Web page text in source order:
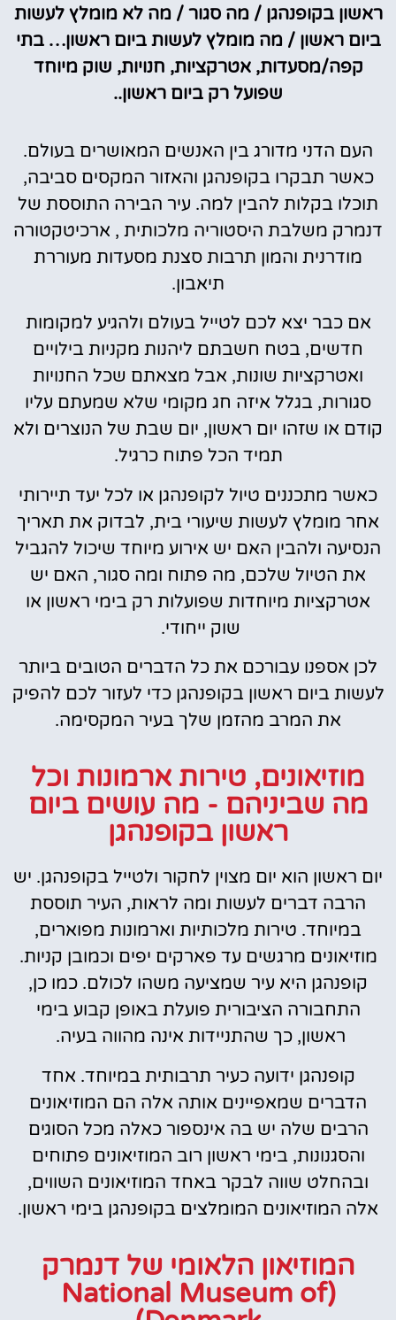
ראשון בקופנהגן / מה סגור / מה לא מומלץ לעשות
ביום ראשון / מה מומלץ לעשות ביום ראשון… בתי
קפה/מסעדות, אטרקציות, חנויות, שוק מיוחד
שפועל רק ביום ראשון..
העם הדני מדורג בין האנשים המאושרים בעולם.
כאשר תבקרו בקופנהגן והאזור המקסים סביבה,
תוכלו בקלות להבין למה. עיר הבירה התוססת של
דנמרק משלבת היסטוריה מלכותית , ארכיטקטורה
מודרנית והמון תרבות סצנת מסעדות מעוררת
תיאבון.
אם כבר יצא לכם לטייל בעולם ולהגיע למקומות
חדשים, בטח חשבתם ליהנות מקניות בילויים
ואטרקציות שונות, אבל מצאתם שכל החנויות
סגורות, בגלל איזה חג מקומי שלא שמעתם עליו
קודם או שזהו יום ראשון, יום שבת של הנוצרים ולא
תמיד הכל פתוח כרגיל.
כאשר מתכננים טיול לקופנהגן או לכל יעד תיירותי
אחר מומלץ לעשות שיעורי בית, לבדוק את תאריך
הנסיעה ולהבין האם יש אירוע מיוחד שיכול להגביל
את הטיול שלכם, מה פתוח ומה סגור, האם יש
אטרקציות מיוחדות שפועלות רק בימי ראשון או
שוק ייחודי.
לכן אספנו עבורכם את כל הדברים הטובים ביותר
לעשות ביום ראשון בקופנהגן כדי לעזור לכם להפיק
את המרב מהזמן שלך בעיר המקסימה.
מוזיאונים, טירות ארמונות וכל
מה שביניהם - מה עושים ביום
ראשון בקופנהגן
יום ראשון הוא יום מצוין לחקור ולטייל בקופנהגן. יש
הרבה דברים לעשות ומה לראות, העיר תוססת
במיוחד. טירות מלכותיות וארמונות מפוארים,
מוזיאונים מרגשים עד פארקים יפים וכמובן קניות.
קופנהגן היא עיר שמציעה משהו לכולם. כמו כן,
התחבורה הציבורית פועלת באופן קבוע בימי
ראשון, כך שהתניידות אינה מהווה בעיה.
קופנהגן ידועה כעיר תרבותית במיוחד. אחד
הדברים שמאפיינים אותה אלה הם המוזיאונים
הרבים שלה יש בה אינספור כאלה מכל הסוגים
והסגנונות, בימי ראשון רוב המוזיאונים פתוחים
ובהחלט שווה לבקר באחד המוזיאונים השווים,
אלה המוזיאונים המומלצים בקופנהגן בימי ראשון.
המוזיאון הלאומי של דנמרק
(National Museum of